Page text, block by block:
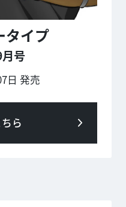
タイプ
号
日 発売
ら